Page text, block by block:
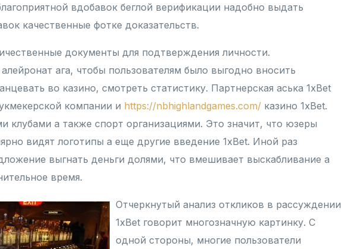
вдобавок беглой верификации надобно выдать
качественные фотке доказательств.
документы для подтверждения личности.
ага, чтобы пользователям было выгодно вносить
во казино, смотреть статистику. Партнерская аська 1xBet
компании и https://nbhighlandgames.com/ казино 1xBet.
клубами а также спорт организациями. Это значит, что юзеры
видят логотипы а еще другие введение 1xBet. Иной раз
выгнать деньги долями, что вмешивает выскабливание а
время.
Отчеркнутый анализ откликов в рассуждении
1xBet говорит многозначную картинку. С
одной стороны, многие пользователи